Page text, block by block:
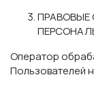
ПРАВОВЫЕ
Оператор
Пользователей